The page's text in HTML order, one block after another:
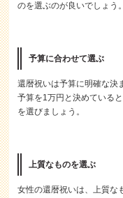
のを選ぶのが良いでしょう。
予算に合わせて選ぶ
還暦祝いは予算に明確な決
予算を1万円と決めている
を選びましょう。
上質なものを選ぶ
女性の還暦祝いは、上質な